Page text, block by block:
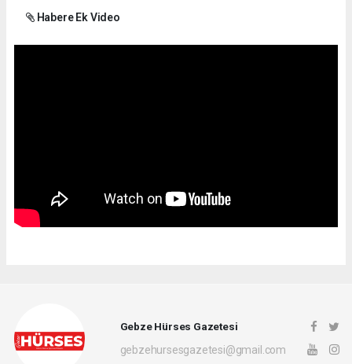
Habere Ek Video
Gebze Hürses Gazetesi
gebzehursesgazetesi@gmail.com